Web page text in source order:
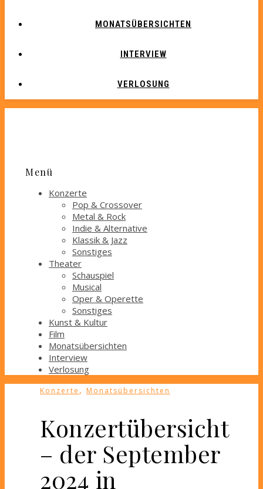
MONATSÜBERSICHTEN
INTERVIEW
VERLOSUNG
Menü
Konzerte
Pop & Crossover
Metal & Rock
Indie & Alternative
Klassik & Jazz
Sonstiges
Theater
Schauspiel
Musical
Oper & Operette
Sonstiges
Kunst & Kultur
Film
Monatsübersichten
Interview
Verlosung
Konzerte , Monatsübersichten
Konzertübersicht
– der September
2024 in